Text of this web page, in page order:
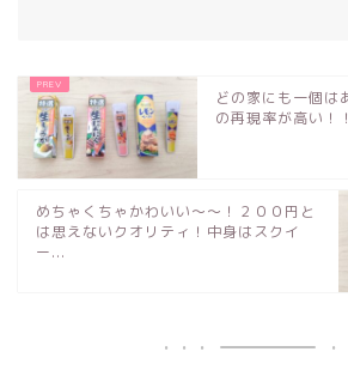
どの家にも一個は
の再現率が高い
めちゃくちゃかわいい～～！２００円と
は思えないクオリティ！中身はスクイ
ー...